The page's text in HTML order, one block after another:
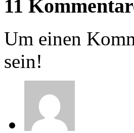
11
Um einen
sein!